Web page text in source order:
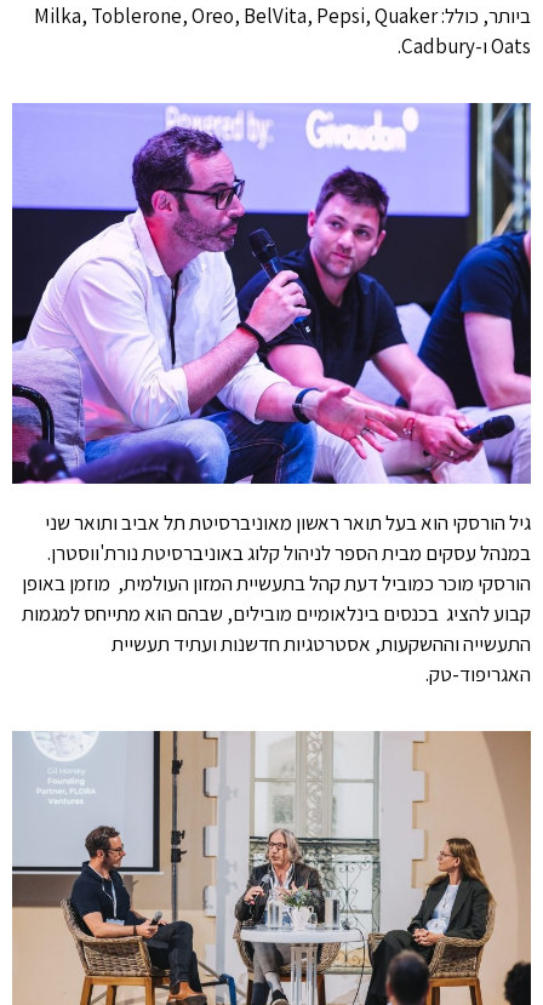
ביותר, כולל: Milka, Toblerone, Oreo, BelVita, Pepsi, Quaker
Oats ו-Cadbury.
גיל הורסקי הוא בעל תואר ראשון מאוניברסיטת תל אביב ותואר שני
במנהל עסקים מבית הספר לניהול קלוג באוניברסיטת נורת'ווסטרן.
הורסקי מוכר כמוביל דעת קהל בתעשיית המזון העולמית, מוזמן באופן
קבוע להציג בכנסים בינלאומיים מובילים, שבהם הוא מתייחס למגמות
התעשייה וההשקעות, אסטרטגיות חדשנות ועתיד תעשיית
האגריפוד-טק.